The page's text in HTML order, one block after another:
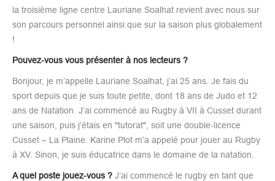
la troisième ligne centre Lauriane Soalhat revient avec nous sur
son parcours personnel ainsi que sur la saison plus globalement
!
Pouvez-vous vous présenter à nos lecteurs ?
Bonjour, je m’appelle Lauriane Soalhat, j’ai 25 ans. Je fais du
sport depuis que je suis toute petite, dont 18 ans de Judo et 12
ans de Natation. J’ai commencé au Rugby à VII à Cusset durant
une saison, puis j’étais en "tutorat", soit une double-licence
Cusset – La Plaine. Karine Plot m’a appelé pour jouer au Rugby
à XV. Sinon, je suis éducatrice dans le domaine de la natation.
A quel poste jouez-vous ? J’ai commencé le rugby en tant que